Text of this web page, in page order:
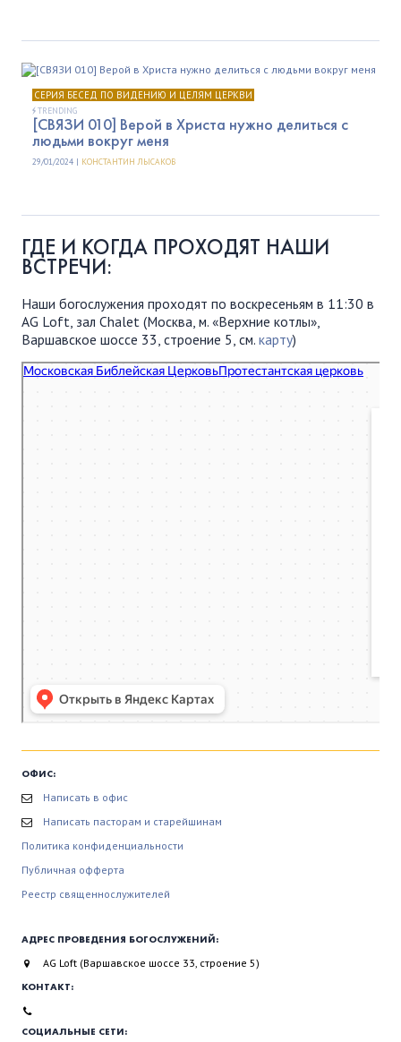
СЕРИЯ БЕСЕД ПО ВИДЕНИЮ И ЦЕЛЯМ ЦЕРКВИ
TRENDING
[СВЯЗИ 010] Верой в Христа нужно делиться с
людьми вокруг меня
29/01/2024 | КОНСТАНТИН ЛЫСАКОВ
ГДЕ И КОГДА ПРОХОДЯТ НАШИ
ВСТРЕЧИ:
Наши богослужения проходят по воскресеньям в 11:30 в
AG Loft, зал Chalet (Москва, м. «Верхние котлы»,
Варшавское шоссе 33, строение 5, см. карту)
Московская Библейская Церковь
Протестантская церковь в Москве
ОФИС:
Написать в офис
Написать пасторам и старейшинам
Политика конфиденциальности
Публичная офферта
Реестр священнослужителей
АДРЕС ПРОВЕДЕНИЯ БОГОСЛУЖЕНИЙ:
AG Loft (Варшавское шоссе 33, строение 5)
КОНТАКТ:
СОЦИАЛЬНЫЕ СЕТИ: